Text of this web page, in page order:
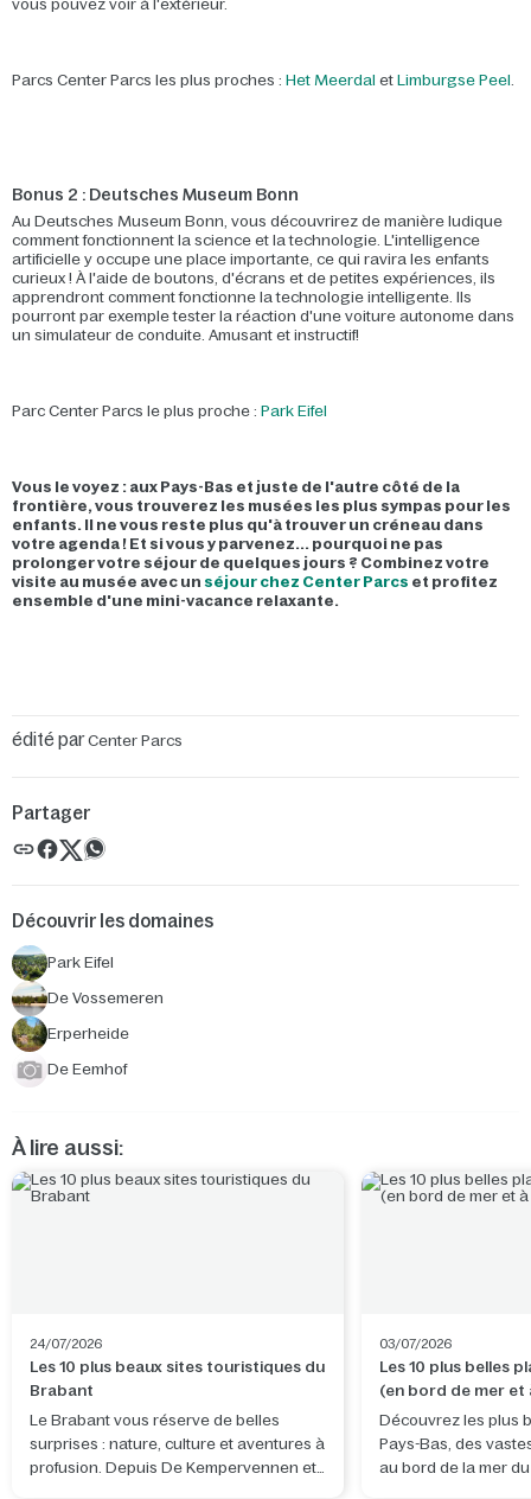
vous pouvez voir à l'extérieur.
Parcs Center Parcs les plus proches : Het Meerdal et Limburgse Peel.
Bonus 2 : Deutsches Museum Bonn
Au Deutsches Museum Bonn, vous découvrirez de manière ludique
comment fonctionnent la science et la technologie. L'intelligence
artificielle y occupe une place importante, ce qui ravira les enfants
curieux ! À l'aide de boutons, d'écrans et de petites expériences, ils
apprendront comment fonctionne la technologie intelligente. Ils
pourront par exemple tester la réaction d'une voiture autonome dans
un simulateur de conduite. Amusant et instructif!
Parc Center Parcs le plus proche : Park Eifel
Vous le voyez : aux Pays-Bas et juste de l'autre côté de la
frontière, vous trouverez les musées les plus sympas pour les
enfants. Il ne vous reste plus qu'à trouver un créneau dans
votre agenda ! Et si vous y parvenez... pourquoi ne pas
prolonger votre séjour de quelques jours ? Combinez votre
visite au musée avec un séjour chez Center Parcs et profitez
ensemble d'une mini-vacance relaxante.
édité parCenter Parcs
Découvrir les domaines
Park Eifel
De Vossemeren
Erperheide
De Eemhof
Partager
À lire aussi:
24/07/2026
Les 10 plus beaux sites touristiques du
Brabant
Le Brabant vous réserve de belles
surprises : nature, culture et aventures à
profusion. Depuis De Kempervennen et
03/07/2026
Les 10 plus belles
(en bord de mer et
terres)
Découvrez les plus
Pays-Bas, des
au bord de la mer